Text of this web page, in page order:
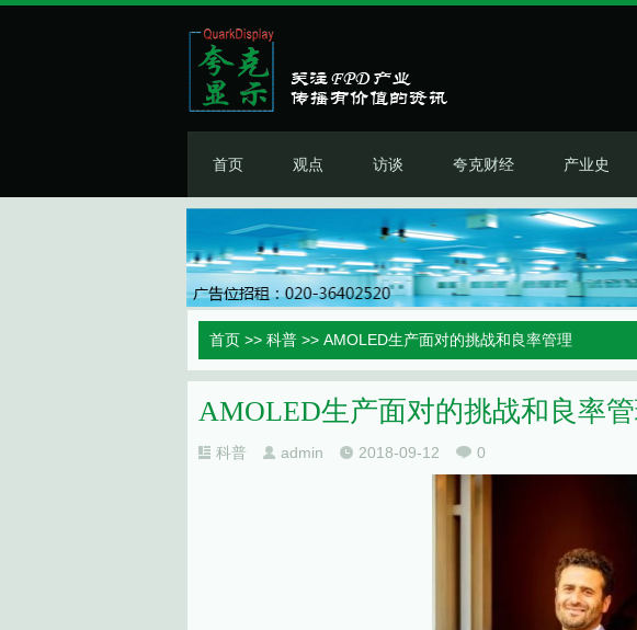
首页 观点 访谈 夸克财经 产业史
首页 >> 科普 >> AMOLED生产面对的挑战和良率管理
AMOLED生产面对的挑战和良率
科普 admin 2018-09-12 0